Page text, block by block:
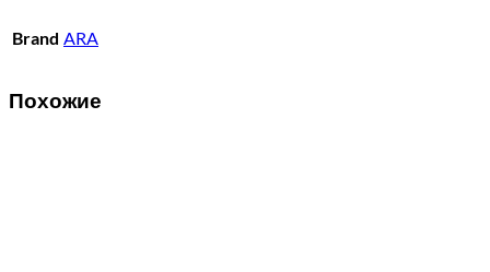
Brand ARA
Похожие